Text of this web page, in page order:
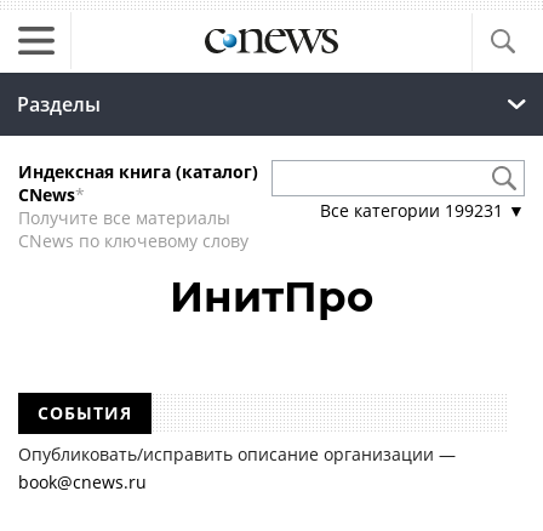
Разделы
Индексная книга (каталог)
CNews*
Получите все материалы
CNews по ключевому слову
Все категории 199231 ▼
ИнитПро
СОБЫТИЯ
Опубликовать/исправить описание организации —
book@cnews.ru